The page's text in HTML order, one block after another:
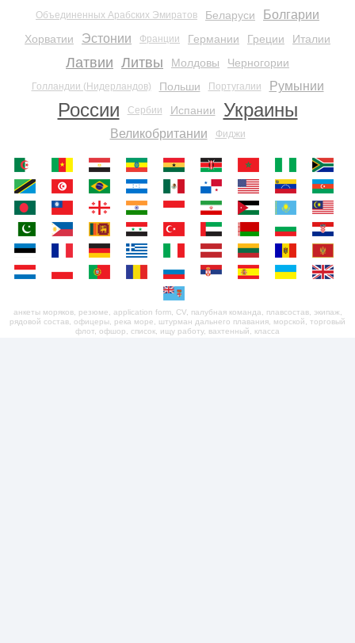
Объединенных Арабских Эмиратов Беларуси Болгарии
Хорватии Эстонии Франции Германии Греции Италии
Латвии Литвы Молдовы Черногории
Голландии (Нидерландов) Польши Португалии Румынии
России Сербии Испании Украины
Великобритании Фиджи
анкеты моряков, резюме, application form, CV, палубная команда, плавсостав, экипаж,
рядовой состав, офицеры, река море, штурман дальнего плавания, морской, торговый
флот, офшор, список, ищу работу, вахтенный, класса